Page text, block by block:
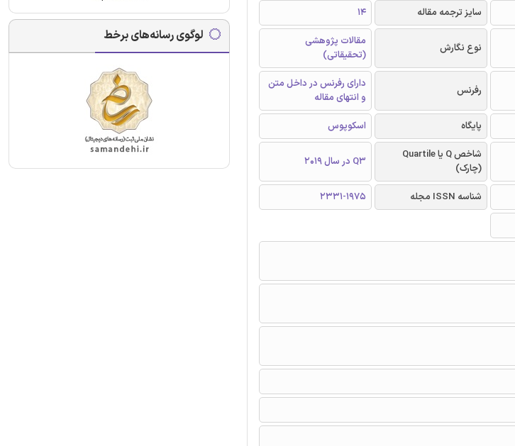
سایز ترجمه مقاله 14
نوع نگارش
مقالات پژوهشی
(تحقیقاتی)
رفرنس
دارای رفرنس در داخل متن
و انتهای مقاله
پایگاه اسکوپوس
شاخص Q یا Quartile
(چارک)
Q3 در سال 2019
شناسه ISSN مجله
2331-1975
لوگوی رسانه‌های برخط